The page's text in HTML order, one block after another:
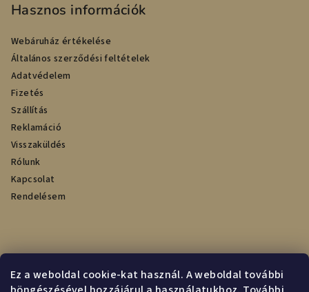
Ez a weboldal cookie-kat használ. A weboldal további
Hasznos információk
Webáruház értékelése
Általános szerződési feltételek
Adatvédelem
Fizetés
Szállítás
Reklamáció
Visszaküldés
Rólunk
Kapcsolat
Rendelésem
Online fizetési lehetőséget biztosítunk